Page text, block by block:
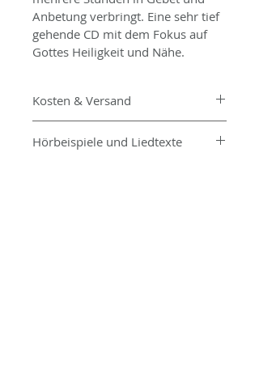
Anbetung verbringt. Eine sehr tief
gehende CD mit dem Fokus auf
Gottes Heiligkeit und Nähe.
Kosten & Versand
Proto und Verpackung
Hörbeispiele und Liedtexte